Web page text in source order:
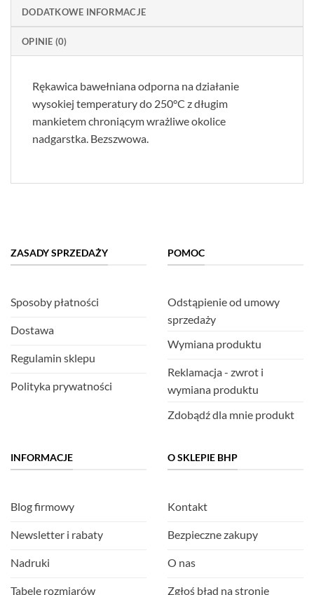
DODATKOWE INFORMACJE
OPINIE (0)
Rękawica bawełniana odporna na działanie
wysokiej temperatury do 250°C z długim
mankietem chroniącym wrażliwe okolice
nadgarstka. Bezszwowa.
ZASADY SPRZEDAŻY
Sposoby płatności
Dostawa
Regulamin sklepu
Polityka prywatności
POMOC
Odstąpienie od umowy
sprzedaży
Wymiana produktu
Reklamacja - zwrot i
wymiana produktu
Zdobądź dla mnie produkt
INFORMACJE
Blog firmowy
Newsletter i rabaty
Nadruki
Tabele rozmiarów
O SKLEPIE BHP
Kontakt
Bezpieczne zakupy
O nas
Zgłoś błąd na stronie